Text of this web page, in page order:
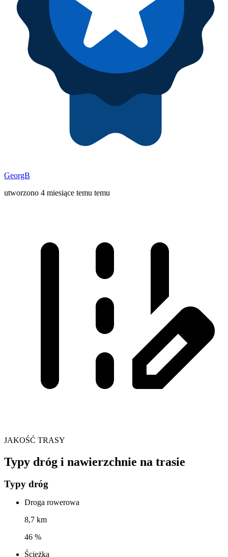
GeorgB
utworzono 4 miesiące temu temu
JAKOŚĆ TRASY
Typy dróg i nawierzchnie na trasie
Typy dróg
Droga rowerowa
8,7 km
46 %
Ścieżka